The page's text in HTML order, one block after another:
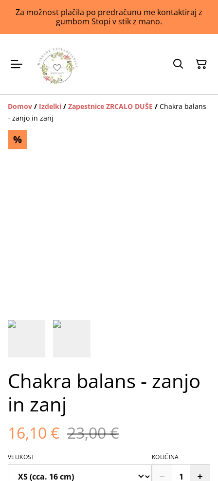
Za možnost plačila po predračunu me kontaktiraj z
gumbom Stopi v stik z mano.
Domov / Izdelki / Zapestnice ZRCALO DUŠE / Chakra balans
- zanjo in zanj
%
Chakra balans - zanjo
in zanj
16,10 € 23,00 €
VELIKOST KOLIČINA